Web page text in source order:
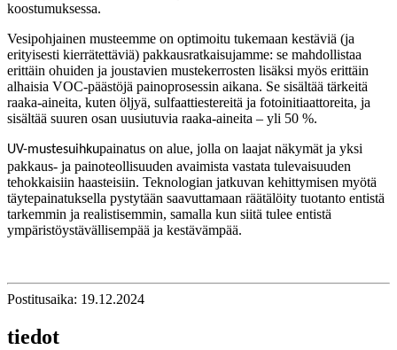
koostumuksessa.
Vesipohjainen musteemme on optimoitu tukemaan kestäviä (ja
erityisesti kierrätettäviä) pakkausratkaisujamme: se mahdollistaa
erittäin ohuiden ja joustavien mustekerrosten lisäksi myös erittäin
alhaisia ​​VOC-päästöjä painoprosessin aikana. Se sisältää tärkeitä
raaka-aineita, kuten öljyä, sulfaattiestereitä ja fotoinitiaattoreita, ja
sisältää suuren osan uusiutuvia raaka-aineita – yli 50 %.
UV-mustesuihkupainatus on alue, jolla on laajat näkymät ja yksi
pakkaus- ja painoteollisuuden avaimista vastata tulevaisuuden
tehokkaisiin haasteisiin. Teknologian jatkuvan kehittymisen myötä
täytepainatuksella pystytään saavuttamaan räätälöity tuotanto entistä
tarkemmin ja realistisemmin, samalla kun siitä tulee entistä
ympäristöystävällisempää ja kestävämpää.
Postitusaika: 19.12.2024
tiedot